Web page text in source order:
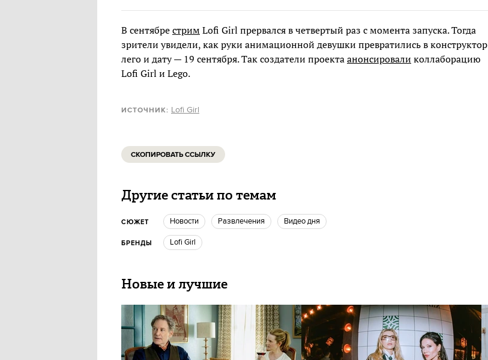
В сентябрестримLofi Girl прервался в четвертый раз с момента запуска. Тогда
зрители увидели, как руки анимационной девушки превратились в конструктор
лего и дату — 19 сентября. Так создатели проектаанонсировали коллаборацию
Lofi Girl и Lego.
ИСТОЧНИК: Lofi Girl
СКОПИРОВАТЬ ССЫЛКУ
Другие статьи по темам
СЮЖЕТ новости Развлечения видео дня
БРЕНДЫ Lofi Girl
Новые и лучшие